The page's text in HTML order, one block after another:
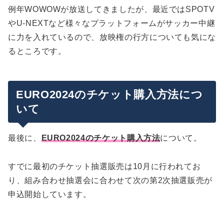
例年WOWOWが放送してきましたが、最近ではSPOTV
やU-NEXTなど様々なプラットフォームがサッカー中継
に力を入れているので、放映権の行方についても気にな
るところです。
EURO2024のチケット購入方法につ
いて
最後に、 EURO2024のチケット購入方法について。
すでに最初のチケット抽選販売は10月に行われてお
り、組み合わせ抽選会に合わせて次の第2次抽選販売が
申込開始しています。